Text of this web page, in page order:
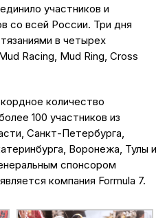
участников и
со всей России. Три дня
в четырех
Racing, Mud Ring, Cross
количество
100 участников из
Санкт-Петербурга,
Воронежа, Тулы и
спонсором
компания Formula 7.